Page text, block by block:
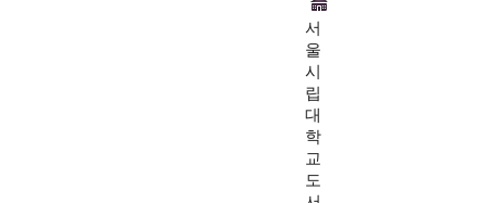
서
울
시
립
대
학
교
도